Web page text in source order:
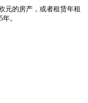
元的房产，或者租赁年租
。